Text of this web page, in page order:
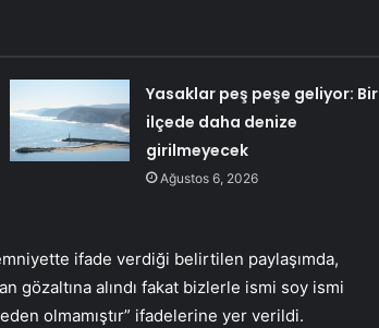
Yasaklar peş peşe geliyor: Bir
ilçede daha denize
girilmeyecek
Ağustos 6, 2026
ifade verdiği belirtilen paylaşımda,
gözaltına alındı fakat bizlerle ismi soy ismi
olmamıştır” ifadelerine yer verildi.